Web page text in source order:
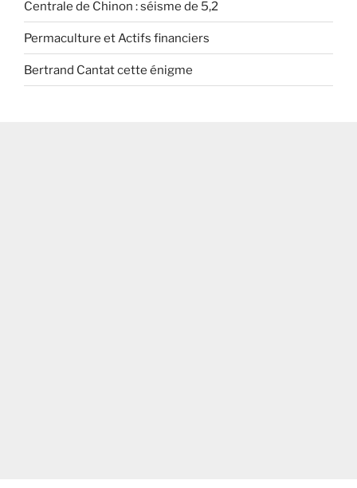
Centrale de Chinon : séisme de 5,2
Permaculture et Actifs financiers
Bertrand Cantat cette énigme